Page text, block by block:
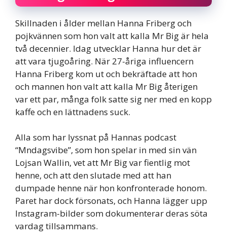
Skillnaden i ålder mellan Hanna Friberg och
pojkvännen som hon valt att kalla Mr Big är hela
två decennier. Idag utvecklar Hanna hur det är
att vara tjugoåring. När 27-åriga influencern
Hanna Friberg kom ut och bekräftade att hon
och mannen hon valt att kalla Mr Big återigen
var ett par, många folk satte sig ner med en kopp
kaffe och en lättnadens suck.
Alla som har lyssnat på Hannas podcast
“Mndagsvibe”, som hon spelar in med sin vän
Lojsan Wallin, vet att Mr Big var fientlig mot
henne, och att den slutade med att han
dumpade henne när hon konfronterade honom.
Paret har dock försonats, och Hanna lägger upp
Instagram-bilder som dokumenterar deras söta
vardag tillsammans.